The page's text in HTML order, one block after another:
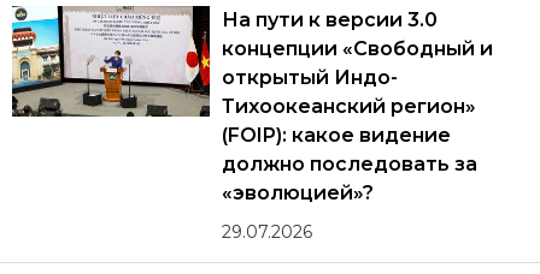
На пути к версии 3.0
концепции «Свободный и
открытый Индо-
Тихоокеанский регион»
(FOIP): какое видение
должно последовать за
«эволюцией»?
29.07.2026